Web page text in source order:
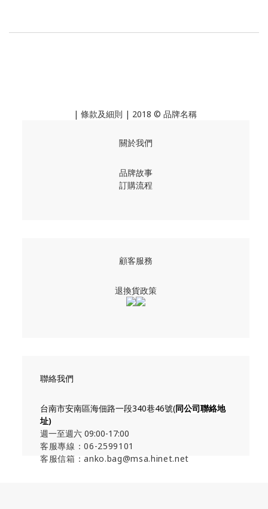
| 條款及細則 | 2018 © 品牌名稱
關於我們
品牌故事
訂購流程
顧客服務
退換貨政策
聯絡我們
台南市安南區海佃路一段340巷46號(同公司聯絡地
址)
週一至週六 09:00-17:00
客服專線：06-2599101
客服信箱：anko.bag@msa.hinet.net